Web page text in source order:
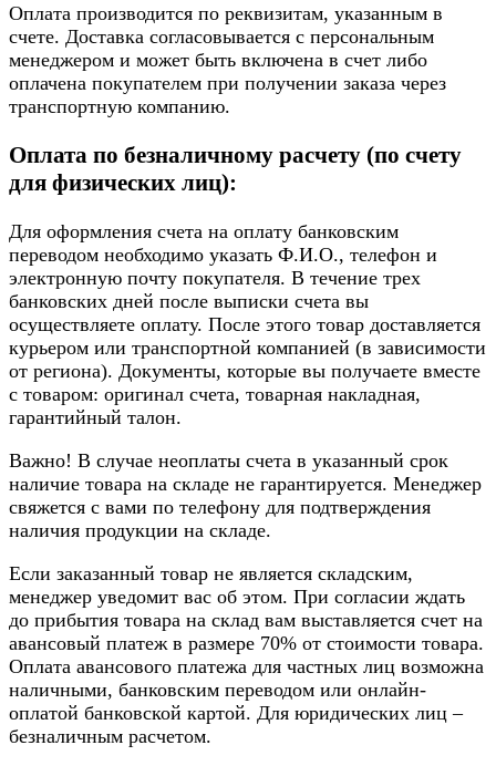
Оплата производится по реквизитам, указанным в
счете. Доставка согласовывается с персональным
менеджером и может быть включена в счет либо
оплачена покупателем при получении заказа через
транспортную компанию.
Оплата по безналичному расчету (по счету
для физических лиц):
Для оформления счета на оплату банковским
переводом необходимо указать Ф.И.О., телефон и
электронную почту покупателя. В течение трех
банковских дней после выписки счета вы
осуществляете оплату. После этого товар доставляется
курьером или транспортной компанией (в зависимости
от региона). Документы, которые вы получаете вместе
с товаром: оригинал счета, товарная накладная,
гарантийный талон.
Важно! В случае неоплаты счета в указанный срок
наличие товара на складе не гарантируется. Менеджер
свяжется с вами по телефону для подтверждения
наличия продукции на складе.
Если заказанный товар не является складским,
менеджер уведомит вас об этом. При согласии ждать
до прибытия товара на склад вам выставляется счет на
авансовый платеж в размере 70% от стоимости товара.
Оплата авансового платежа для частных лиц возможна
наличными, банковским переводом или онлайн-
оплатой банковской картой. Для юридических лиц –
безналичным расчетом.